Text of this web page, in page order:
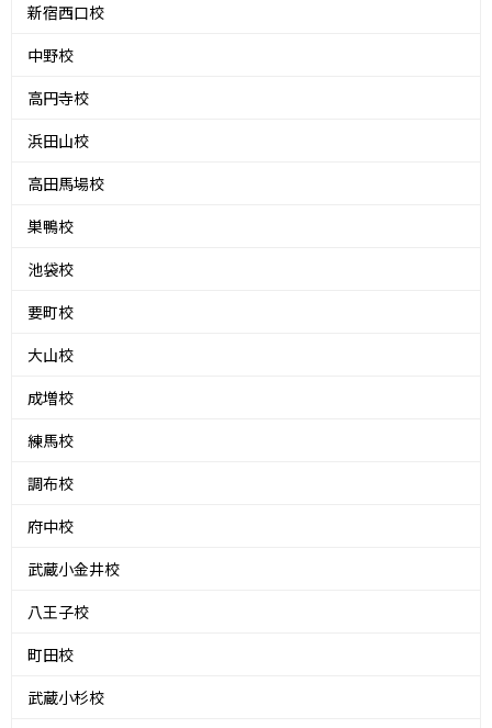
新宿西口校
中野校
高円寺校
浜田山校
高田馬場校
巣鴨校
池袋校
要町校
大山校
成増校
練馬校
調布校
府中校
武蔵小金井校
八王子校
町田校
武蔵小杉校